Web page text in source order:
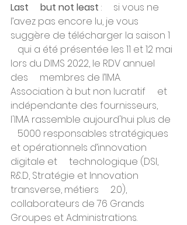
Last     but not least :     si vous ne
l’avez pas encore lu, je vous
suggère de télécharger la saison 1
   qui a été présentée les 11 et 12 mai
lors du DIMS 2022, le RDV annuel
des     membres de l’IMA.
Association à but non lucratif     et
indépendante des fournisseurs,
l'IMA rassemble aujourd'hui plus de
   5000 responsables stratégiques
et opérationnels d’innovation
digitale et     technologique (DSI,
R&D, Stratégie et Innovation
transverse, métiers     2.0),
collaborateurs de 76 Grands
Groupes et Administrations.